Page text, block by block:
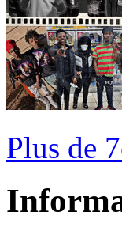
Plus de